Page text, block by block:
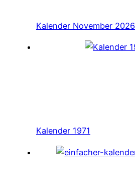
Kalender November 2026
Kalender 1971